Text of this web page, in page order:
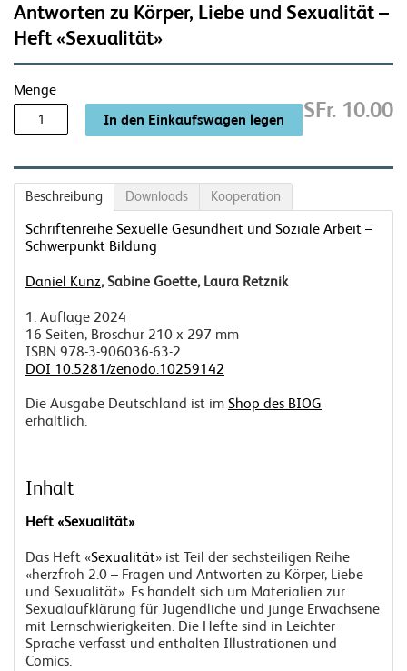
Antworten zu Körper, Liebe und Sexualität –
Heft «Sexualität»
SFr. 10.00
Menge
Beschreibung Downloads Kooperation
Schriftenreihe Sexuelle Gesundheit und Soziale Arbeit –
Schwerpunkt Bildung
Daniel Kunz, Sabine Goette, Laura Retznik
1. Auflage 2024
16 Seiten, Broschur 210 x 297 mm
ISBN 978-3-906036-63-2
DOI 10.5281/zenodo.10259142
Die Ausgabe Deutschland ist im Shop des BIÖG
erhältlich.
Inhalt
Heft «Sexualität»
Das Heft «Sexualität» ist Teil der sechsteiligen Reihe
«herzfroh 2.0 – Fragen und Antworten zu Körper, Liebe
und Sexualität». Es handelt sich um Materialien zur
Sexualaufklärung für Jugendliche und junge Erwachsene
mit Lernschwierigkeiten. Die Hefte sind in Leichter
Sprache verfasst und enthalten Illustrationen und
Comics.